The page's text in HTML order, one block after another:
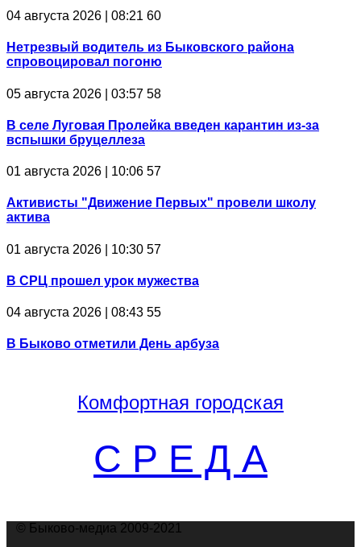
04 августа 2026 | 08:21 60
Нетрезвый водитель из Быковского района
спровоцировал погоню
05 августа 2026 | 03:57 58
В селе Луговая Пролейка введен карантин из-за
вспышки бруцеллеза
01 августа 2026 | 10:06 57
Активисты "Движение Первых" провели школу
актива
01 августа 2026 | 10:30 57
В СРЦ прошел урок мужества
04 августа 2026 | 08:43 55
В Быково отметили День арбуза
Комфортная городская
С Р Е Д А
© Быково-медиа 2009-2021